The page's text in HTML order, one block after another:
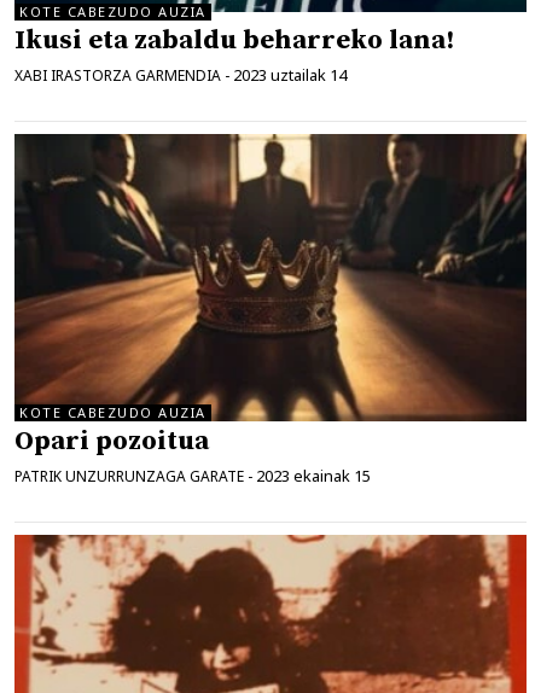
KOTE CABEZUDO AUZIA
Ikusi eta zabaldu beharreko lana!
XABI IRASTORZA GARMENDIA - 2023 uztailak 14
KOTE CABEZUDO AUZIA
Opari pozoitua
PATRIK UNZURRUNZAGA GARATE - 2023 ekainak 15